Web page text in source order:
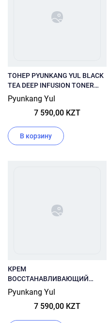
ТОНЕР PYUNKANG YUL BLACK
TEA DEEP INFUSION TONER
130 МЛ
Pyunkang Yul
7 590,00 KZT
В корзину
КРЕМ
ВОССТАНАВЛИВАЮЩИЙ
PYUNKANG YUL INTENSIVE
REPAIR CREAM 50МЛ
Pyunkang Yul
7 590,00 KZT